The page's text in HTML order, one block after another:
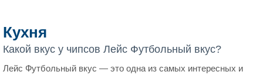
Кухня
Какой вкус у чипсов Лейс Футбольный вкус?
Лейс Футбольный вкус — это одна из самых интересных и